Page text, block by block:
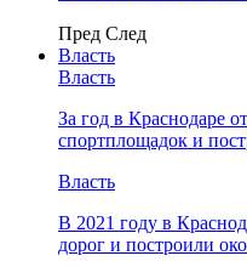
Пред След
Власть
Власть
За год в Краснодаре
спортплощадок и
Власть
В 2021 году в
дорог и построили